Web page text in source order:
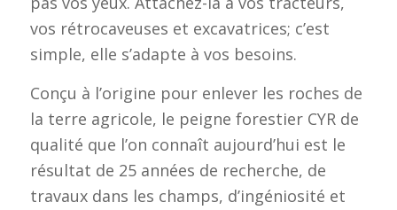
vos rétrocaveuses et excavatrices; c’est
simple, elle s’adapte à vos besoins.
Conçu à l’origine pour enlever les roches de
la terre agricole, le peigne forestier CYR de
qualité que l’on connaît aujourd’hui est le
résultat de 25 années de recherche, de
travaux dans les champs, d’ingéniosité et